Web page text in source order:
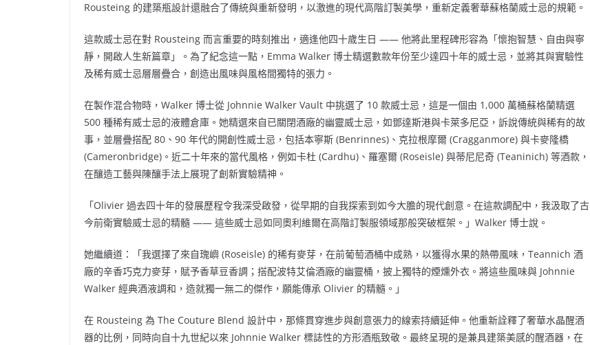
Rousteing 的建築瓶設計還融合了傳統與重新發明，以激進的現代高階訂製美學，重新定義奢華蘇格蘭威士忌的規範。
這款威士忌在對 Rousteing 而言重要的時刻推出，適逢他四十歲生日 —— 他將此里程碑形容為「懷抱智慧、自由與寧
靜，開啟人生新篇章」。為了紀念這一點，Emma Walker 博士精選數款年份至少達四十年的威士忌，並將其與實驗性
及稀有威士忌層層疊合，創造出風味與風格間獨特的張力。
在製作混合物時，Walker 博士從 Johnnie Walker Vault 中挑選了 10 款威士忌，這是一個由 1,000 萬桶蘇格蘭精選
500 種稀有威士忌的液體倉庫。她精選來自已關閉酒廠的幽靈威士忌，如鄧達斯港與卡萊多尼亞，訴說傳統與稀有的故
事，並層疊搭配 80、90 年代的開創性威士忌，包括本寧斯 (Benrinnes)、克拉根摩爾 (Cragganmore) 與卡麥隆橋
(Cameronbridge)。近二十年來的當代風格，例如卡杜 (Cardhu)、羅塞爾 (Roseisle) 與蒂尼尼奇 (Teaninich) 等酒款，
在釀造工藝與陳釀手法上展現了創新實驗精神。
「Olivier 過去四十年的發展歷程令我深受啟發，從早期的自我探索到如今大膽的現代創意。在這款調配中，我汲取了古
今前衛實驗威士忌的精髓 —— 這些威士忌如同奧利維爾在高階訂製服領域那般突破框架。」Walker 博士說。
她繼續道：「我選擇了來自瑰嶼 (Roseisle) 的稀有麥芽，在前葡萄酒桶中成熟，以獲得水果的熱帶風味，Teannich 酒
廠的辛香巧克力麥芽，賦予香草豆香調；搭配波特艾倫酒廠的幽靈桶，披上獨特的煙燻外衣。將這些風味與 Johnnie
Walker 經典酒液調和，造就獨一無二的傑作，願能傳承 Olivier 的精髓。」
在 Rousteing 為 The Couture Blend 設計中，那條貫穿進步與創意張力的線索持續延伸。他重新詮釋了奢華水晶醒酒
器的比例，同時向自十九世紀以來 Johnnie Walker 標誌性的方形酒瓶致敬。最終呈現的是兼具建築美感的醒酒器，在